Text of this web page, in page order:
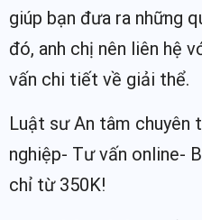
giúp bạn đưa ra những
đó, anh chị nên liên hệ
vấn chi tiết về giải thể.
Luật sư An tâm chuyên
nghiệp- Tư vấn online-
chỉ từ 350K!